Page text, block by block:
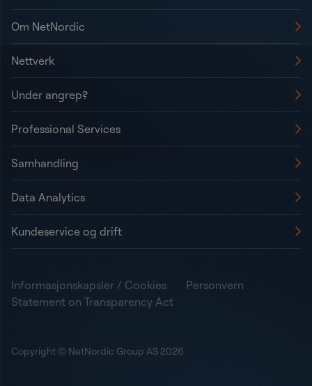
Om NetNordic
Nettverk
Under angrep?
Professional Services
Samhandling
Data Analytics
Kundeservice og drift
Informasjonskapsler / Cookies
Personvern
Statement on Transparency Act
Copyright © NetNordic Group AS 2026